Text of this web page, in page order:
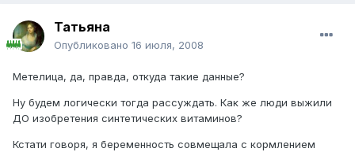
Татьяна
Опубликовано 16 июля, 2008
Метелица, да, правда, откуда такие данные?
Ну будем логически тогда рассуждать. Как же люди выжили
ДО изобретения синтетических витаминов?
Кстати говоря, я беременность совмещала с кормлением